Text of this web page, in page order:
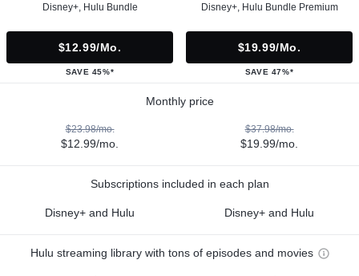
Disney+, Hulu Bundle
$12.99/mo.
SAVE 45%*
Disney+, Hulu Bundle Premium
$19.99/mo.
SAVE 47%*
Monthly price
$23.98/mo.
$12.99/mo.
$37.98/mo.
$19.99/mo.
Subscriptions included in each plan
Disney+ and Hulu Disney+ and Hulu
Hulu streaming library with tons of episodes and movies